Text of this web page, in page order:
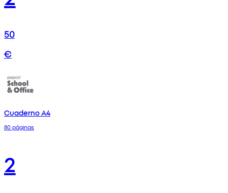
50
€
Cuaderno A4
80 páginas
2